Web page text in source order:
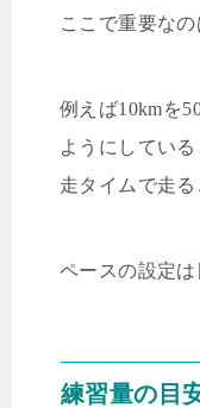
ここで重要な
例えば10kmを
ようにしてい
走タイムで走る
ペースの設定
練習量の目